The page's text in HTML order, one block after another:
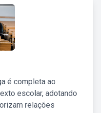
é completa ao
escolar, adotando
relações